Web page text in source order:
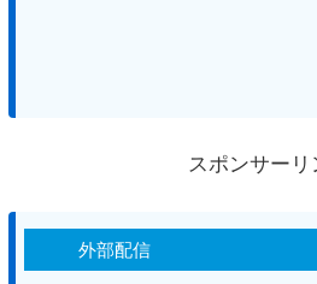
スポンサーリ
外部配信